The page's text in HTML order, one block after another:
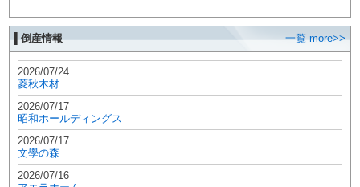
▌倒産情報 一覧 more>>
2026/07/24
菱秋木材
2026/07/17
昭和ホールディングス
2026/07/17
文學の森
2026/07/16